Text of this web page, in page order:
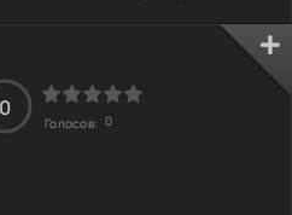
полон энергии и задора,
серые будни старика. Как же
дружба и что она
0
Голосов: 0